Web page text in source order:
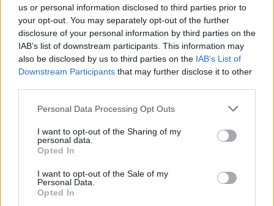
us or personal information disclosed to third parties prior to
your opt-out. You may separately opt-out of the further
disclosure of your personal information by third parties on the
IAB’s list of downstream participants. This information may
also be disclosed by us to third parties on the IAB’s List of
Downstream Participants that may further disclose it to other
Please note that this website/app uses one or more Google
not limited to your visit or usage behaviour. You may click to
grant or deny consent to Google and its third-party tags to
use your data for below specified purposes in below Google
consent section.
Personal Data Processing Opt Outs
I want to opt-out of the Sharing of my
personal data.
Opted In
I want to opt-out of the Sale of my
Personal Data.
Opted In